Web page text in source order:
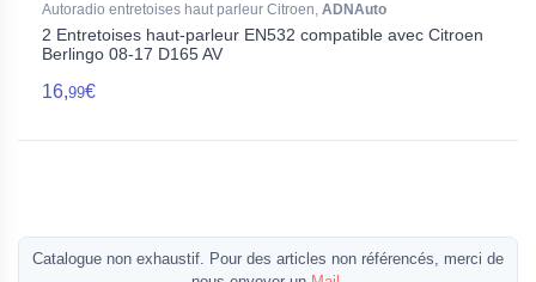
Autoradio entretoises haut parleur Citroen, ADNAuto
2 Entretoises haut-parleur EN532 compatible avec Citroen
Berlingo 08-17 D165 AV
16,99€
Catalogue non exhaustif. Pour des articles non référencés, merci de